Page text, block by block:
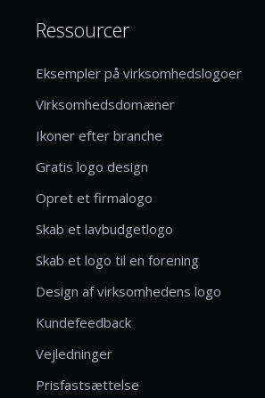
Ressourcer
Eksempler på virksomhedslogoer
Virksomhedsdomæner
Ikoner efter branche
Gratis logo design
Opret et firmalogo
Skab et lavbudgetlogo
Skab et logo til en forening
Design af virksomhedens logo
Kundefeedback
Vejledninger
Prisfastsættelse